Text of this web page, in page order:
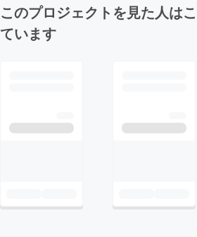
このプロジェクトを見た人は
ています